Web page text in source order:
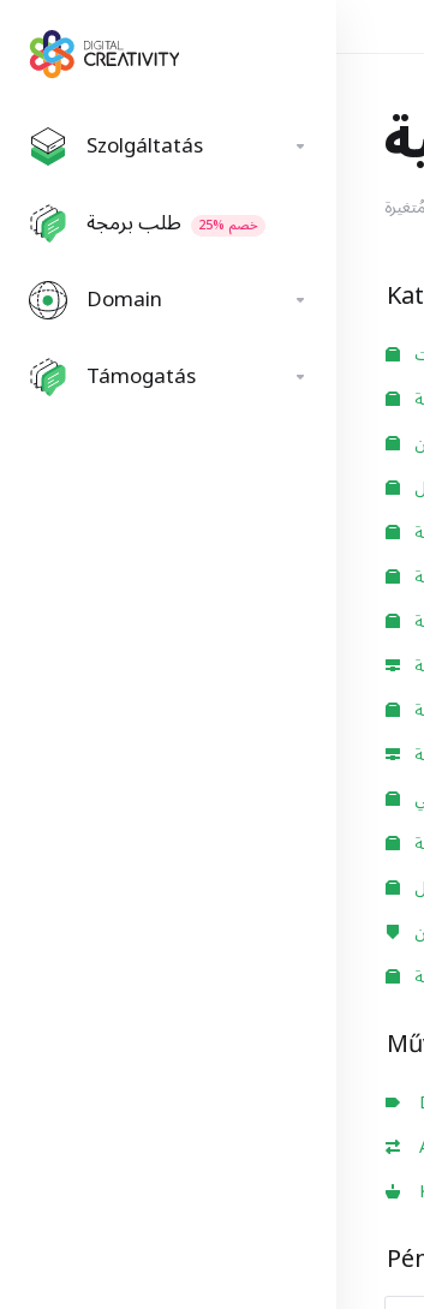
Szolgáltatás
طلب برمجة
25% خصم
Domain
Támogatás